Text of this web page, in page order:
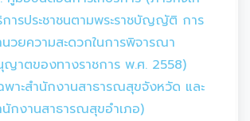
การประชาชนตามพระราชบัญญัติ การ
นวยความสะดวกในการพิจารณา
ญาตของทางราชการ พ.ศ. 2558)
พาะสำนักงานสาธารณสุขจังหวัด และ
นักงานสาธารณสุขอำเภอ)